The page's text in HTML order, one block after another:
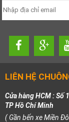
LIÊN HỆ
Cửa hàng HCM :
TP Hồ Chí Minh
( Gần bến xe Miền